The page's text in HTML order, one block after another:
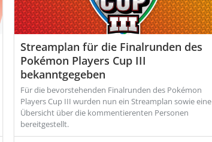
Streamplan für die Finalrunden des
Pokémon Players Cup III
bekanntgegeben
Für die bevorstehenden Finalrunden des Pokémon
Players Cup III wurden nun ein Streamplan sowie eine
Übersicht über die kommentierenten Personen
bereitgestellt.